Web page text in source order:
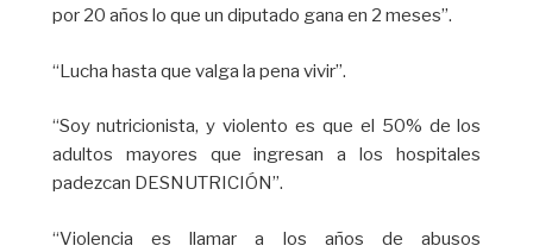
por 20 años lo que un diputado gana en 2 meses”.
“Lucha hasta que valga la pena vivir”.
“Soy nutricionista, y violento es que el 50% de los
adultos mayores que ingresan a los hospitales
padezcan DESNUTRICIÓN”.
“Violencia es llamar a los años de abusos